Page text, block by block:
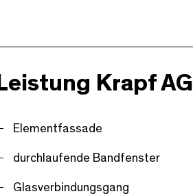
Leistung Krapf AG
Elementfassade
durchlaufende Bandfenster
Glasverbindungsgang